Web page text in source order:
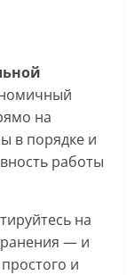
на
в порядке и
работы
на
— и
и